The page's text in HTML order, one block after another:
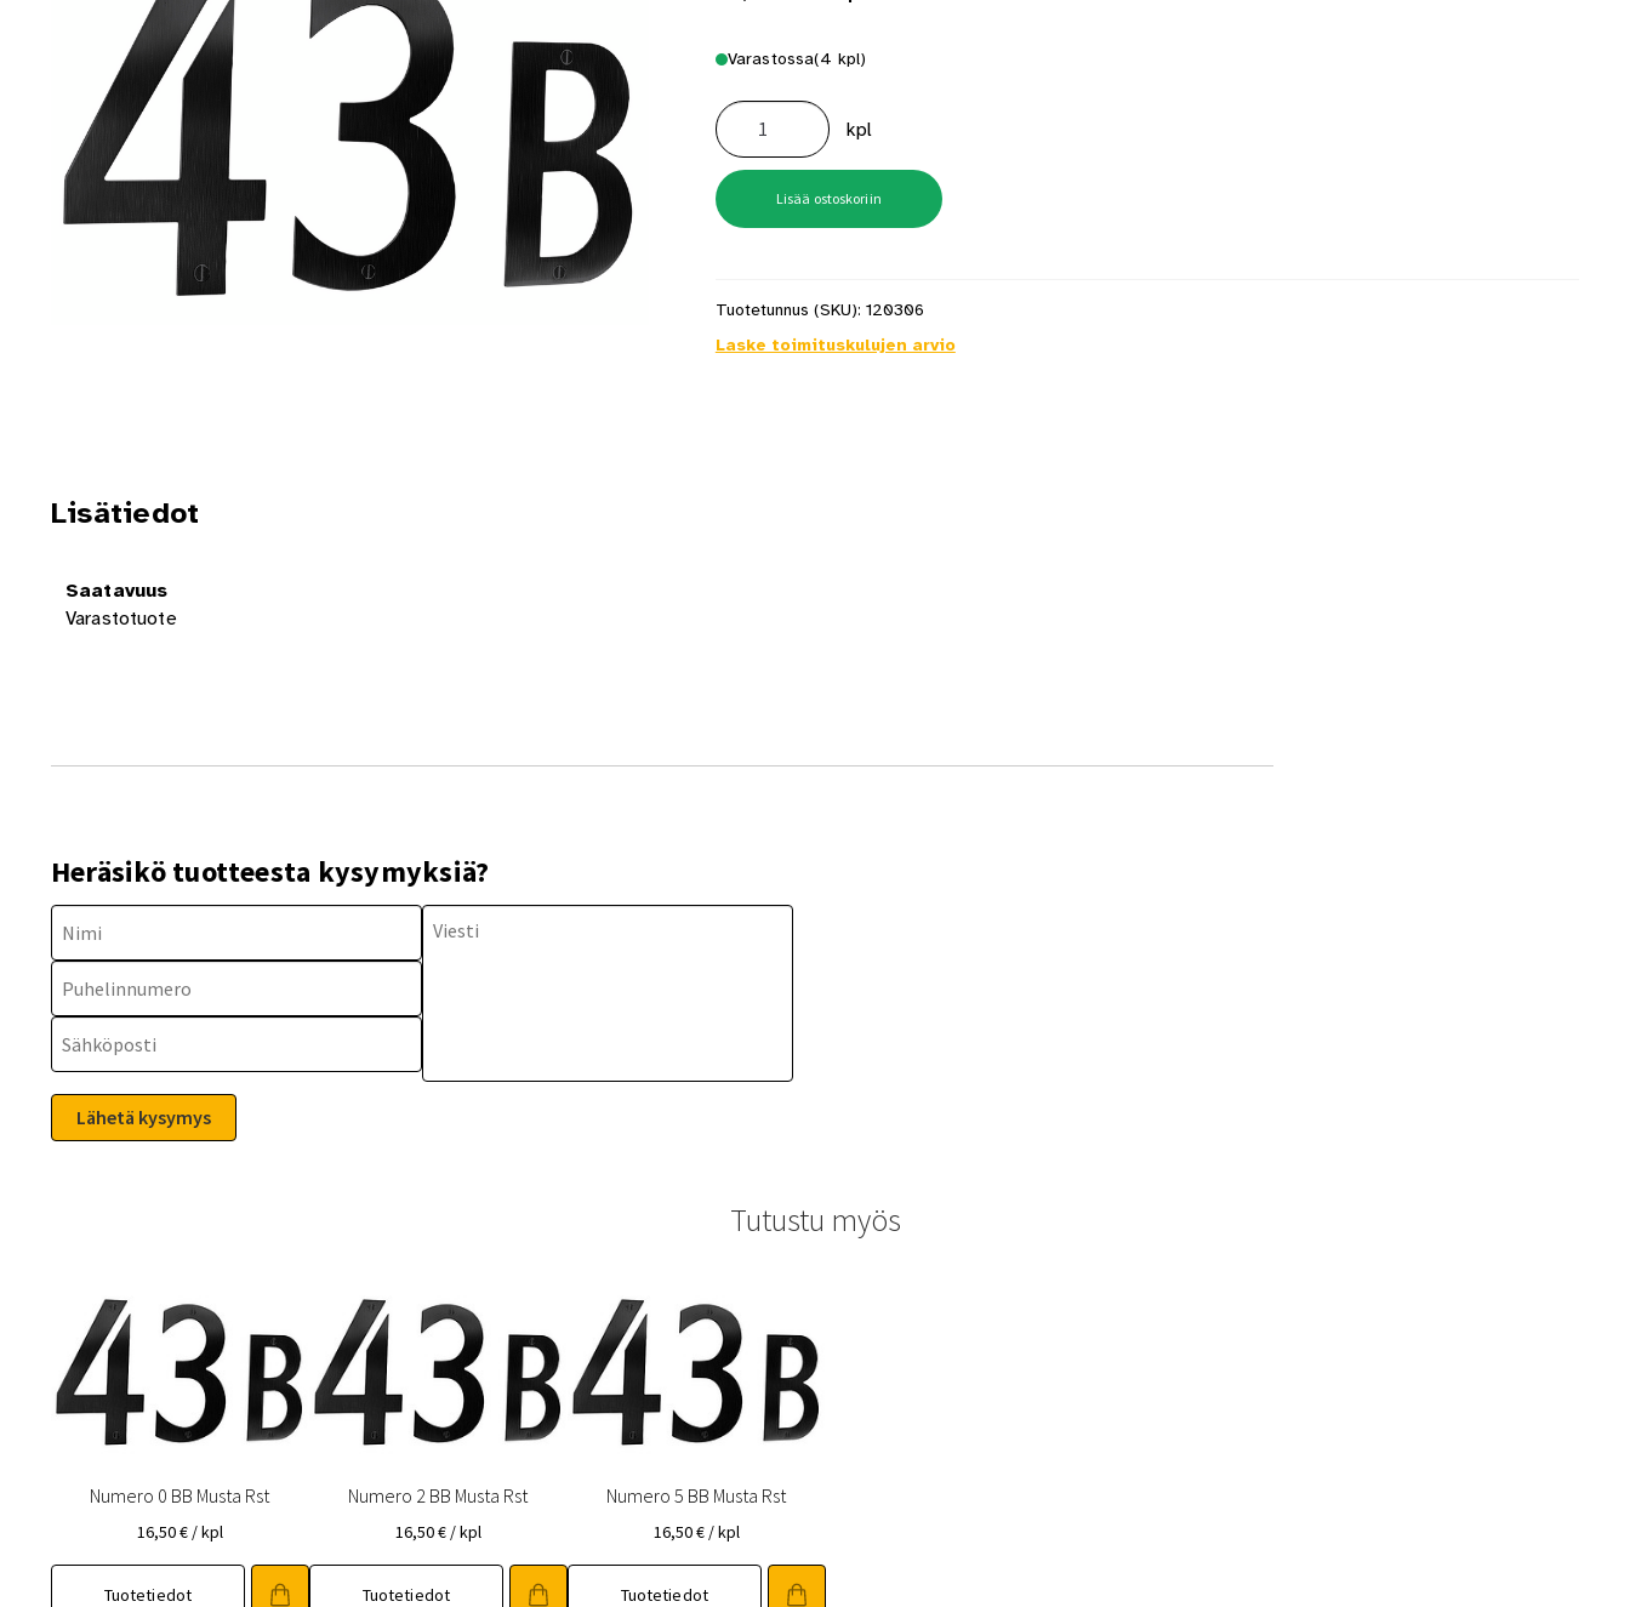
Varastossa(4 kpl)
Numero
6
BB
Musta
Rst
määrä
kpl
Lisää ostoskoriin
Tuotetunnus (SKU): 120306
Laske toimituskulujen arvio
Lisätiedot
Saatavuus
Varastotuote
Heräsikö tuotteesta kysymyksiä?
Tutustu myös
Numero 0 BB Musta Rst
16,50€ / kpl
Tuotetiedot
Numero 2 BB Musta Rst
16,50€ / kpl
Tuotetiedot
Numero 5 BB Musta Rst
16,50€ / kpl
Tuotetiedot